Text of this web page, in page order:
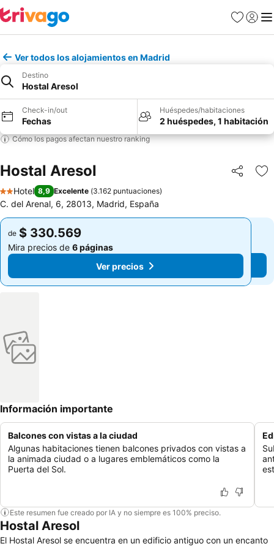
Favoritos
Iniciar
Ver todos los alojamientos en Madrid
Destino
Hostal Aresol
Check-in/out
Fechas
Huéspedes/habitaciones
2 huéspedes, 1 habitación
Cómo los pagos afectan nuestro ranking
Hostal Aresol Compartir
2 Estrellas
Hotel 8,9 Excelente (3.162 puntuaciones)
C. del Arenal, 6, 28013, Madrid, España
de $ 330.569
Mira precios de 6 páginas
Ver precios
de $ 330.569
Mira precios de 6 páginas
Ver precios
Información importante
Balcones con vistas a la ciudad
Algunas habitaciones tienen balcones privados con vistas a
la animada ciudad o a lugares emblemáticos como la
Puerta del Sol.
Este resumen fue creado por IA y no siempre es 100% preciso.
Hostal Aresol
El Hostal Aresol se encuentra en un edificio antiguo con un encanto